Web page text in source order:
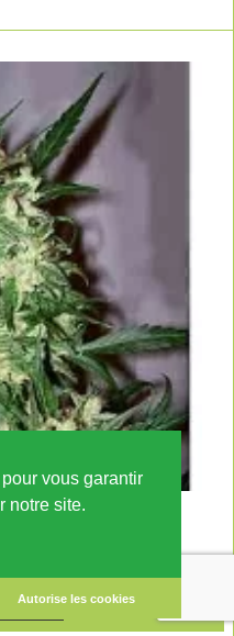
vous garantir
notre site.
Autorise les cookies
TVA incl., hors frais de port